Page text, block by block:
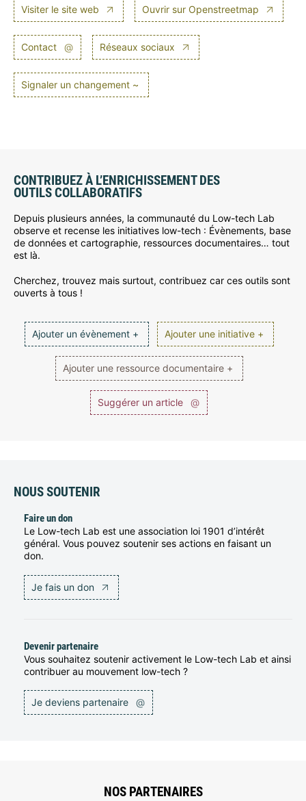
Visiter le site web Ouvrir sur Openstreetmap
Contact @ Réseaux sociaux
Signaler un changement ~
CONTRIBUEZ À L’ENRICHISSEMENT DES
OUTILS COLLABORATIFS
Depuis plusieurs années, la communauté du Low-tech Lab
observe et recense les initiatives low-tech : Évènements, base
de données et cartographie, ressources documentaires… tout
est là.
Cherchez, trouvez mais surtout, contribuez car ces outils sont
ouverts à tous !
Ajouter un évènement + Ajouter une initiative +
Ajouter une ressource documentaire +
Suggérer un article @
NOUS SOUTENIR
Faire un don
Le Low-tech Lab est une association loi 1901 d’intérêt
général. Vous pouvez soutenir ses actions en faisant un
don.
Je fais un don
Devenir partenaire
Vous souhaitez soutenir activement le Low-tech Lab et ainsi
contribuer au mouvement low-tech ?
Je deviens partenaire @
NOS PARTENAIRES